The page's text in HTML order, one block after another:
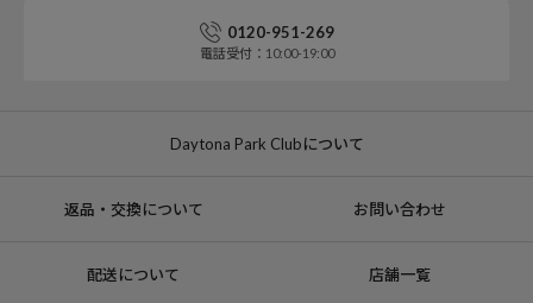
0120-951-269
電話受付：10:00-19:00
Daytona Park Clubについて
返品・交換について お問い合わせ
配送について 店舗一覧